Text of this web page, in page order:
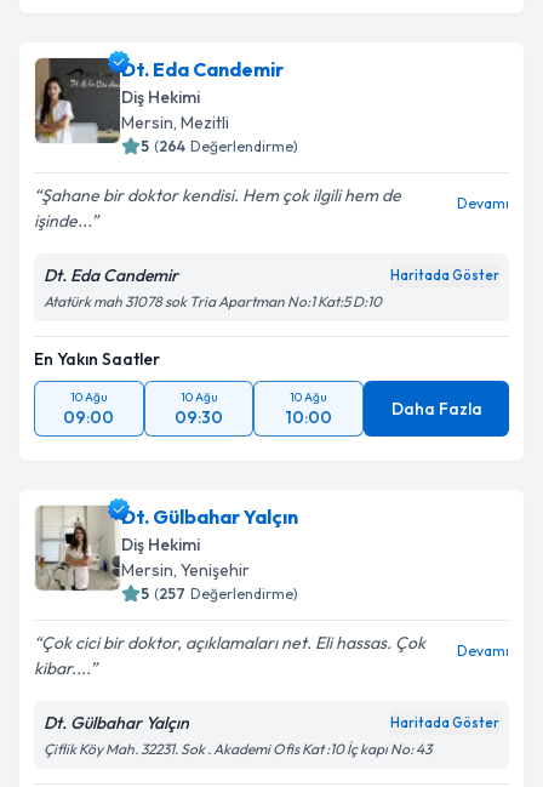
Dt. Eda Candemir
Diş Hekimi
Mersin, Mezitli
5 (264 Değerlendirme)
Şahane bir doktor kendisi. Hem çok ilgili hem de
işinde...
Devamı
Dt. Eda Candemir Haritada Göster
Atatürk mah 31078 sok Tria Apartman No:1 Kat:5 D:10
En Yakın Saatler
10 Ağu
09:00
10 Ağu
09:30
10 Ağu
10:00 Daha Fazla
Dt. Gülbahar Yalçın
Diş Hekimi
Mersin, Yenişehir
5 (257 Değerlendirme)
Çok cici bir doktor, açıklamaları net. Eli hassas. Çok
kibar....
Devamı
Dt. Gülbahar Yalçın Haritada Göster
Çiflik Köy Mah. 32231. Sok . Akademi Ofis Kat :10 İç kapı No: 43